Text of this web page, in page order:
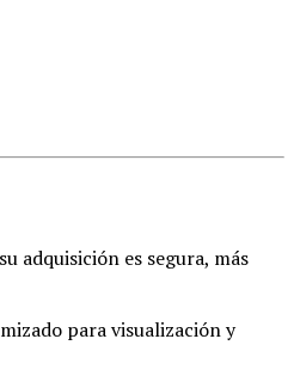
adquisición es segura, más
para visualización y